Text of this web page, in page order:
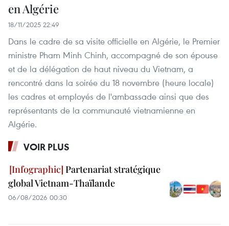
en Algérie
18/11/2025 22:49
Dans le cadre de sa visite officielle en Algérie, le Premier
ministre Pham Minh Chinh, accompagné de son épouse
et de la délégation de haut niveau du Vietnam, a
rencontré dans la soirée du 18 novembre (heure locale)
les cadres et employés de l'ambassade ainsi que des
représentants de la communauté vietnamienne en
Algérie.
VOIR PLUS
Partenariat stratégique
global Vietnam-Thaïlande
06/08/2026 00:30